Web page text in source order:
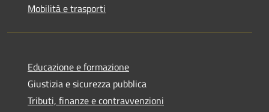
Mobilità e trasporti
Educazione e formazione
Giustizia e sicurezza pubblica
Tributi, finanze e contravvenzioni